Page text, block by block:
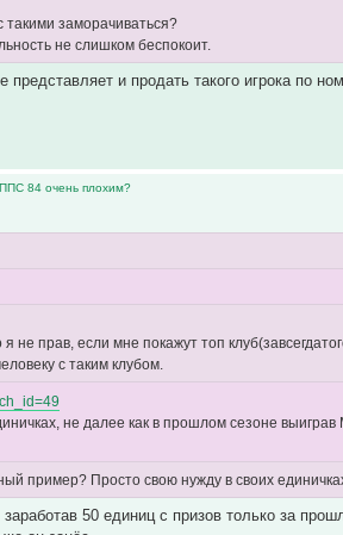
такими заморачиваться?
не слишком беспокоит.
представляет и продать такого игрока по
84 очень плохим?
не прав, если мне покажут топ
с таким клубом.
не далее как в прошлом сезоне
пример? Просто свою нужду в своих
50 единиц с призов только за